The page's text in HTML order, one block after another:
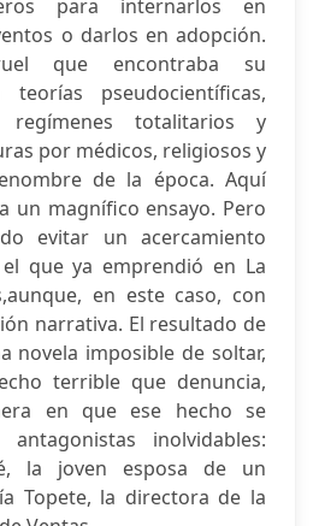
para internarlos en
o darlos en adopción.
que encontraba su
teorías pseudocientíficas,
totalitarios y
por médicos, religiosos y
de la época. Aquí
un magnífico ensayo. Pero
evitar un acercamiento
que ya emprendió en La
en este caso, con
narrativa. El resultado de
novela imposible de soltar,
terrible que denuncia,
en que ese hecho se
inolvidables:
la joven esposa de un
Topete, la directora de la